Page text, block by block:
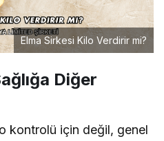
Elma Sirkesi Kilo Verdirir mi?
Diğer
kontrolü için değil, genel